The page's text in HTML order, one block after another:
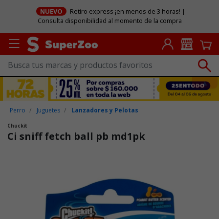
NUEVO
Retiro express ¡en menos de 3 horas! |
Consulta disponibilidad al momento de la compra
Perro Juguetes Lanzadores y Pelotas
Chuckit
Ci sniff fetch ball pb md1pk